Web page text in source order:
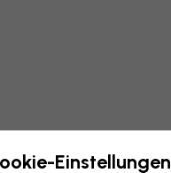
Einstellungen